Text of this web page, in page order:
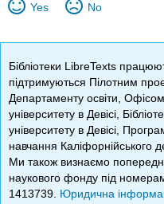
Yes No
Бібліотеки LibreTexts
підтримуються Пілотним
Департаменту освіти,
університету в Девісі,
університету в Девісі,
навчання Каліфорнійського
Ми також визнаємо
наукового фонду під
1413739. Юридична